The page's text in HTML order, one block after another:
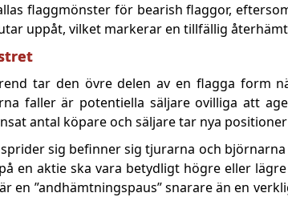
flaggmönster för bearish flaggor,
uppåt, vilket markerar en tillfällig
tar den övre delen av en flagga form
faller är potentiella säljare ovilliga att
antal köpare och säljare tar nya
sig befinner sig tjurarna och
en aktie ska vara betydligt högre eller
en ”andhämtningspaus” snarare än en